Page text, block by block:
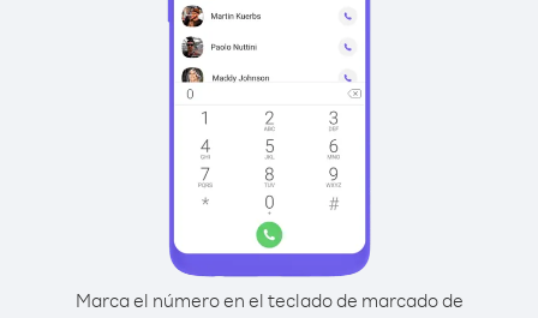
Marca el número en el teclado de marcado de